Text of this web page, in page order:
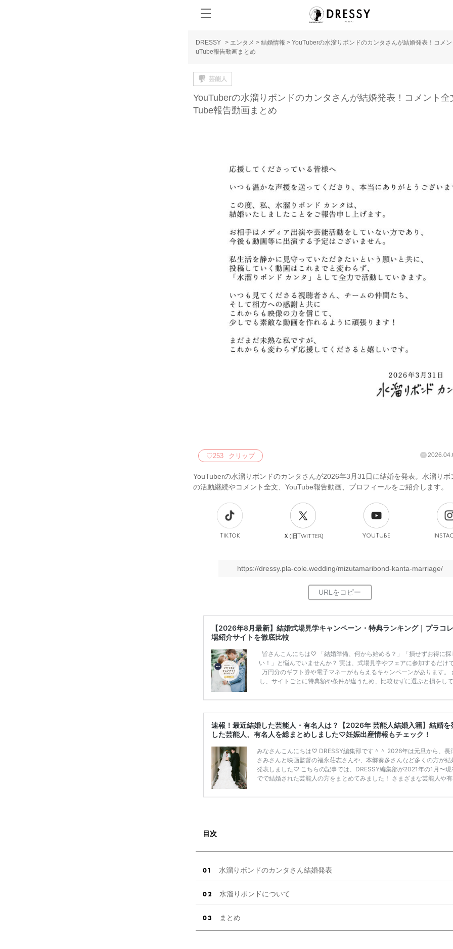
DRESSY > エンタメ > 結婚情報 > YouTuberの水溜りボンドのカンタさんが結婚発表！コメン
uTube報告動画まとめ
芸能人
YouTuberの水溜りボンドのカンタさんが結婚発表！コメント全
Tube報告動画まとめ
♡253 クリップ
YouTuberの水溜りボンドのカンタさんが2026年3月31日に結婚を発表。水溜りボ
の活動継続やコメント全文、YouTube報告動画、プロフィールをご紹介します。
TikTok Ｘ(旧Twitter) YouTube
https://dressy.pla-cole.wedding/mizutamaribond-kanta-marriage/
【2026年8月最新】結婚式場見学キャンペーン・特典ランキング｜プラコ
場紹介サイトを徹底比較
皆さんこんにちは♡ 「結婚準備、何から始める？」「損せずお得に探
い！」と悩んでいませんか？ 実は、式場見学やフェアに参加するだけ
万円分のギフト券や電子マネーがもらえるキャンペーンがあります。
し、サイトごとに特典額や条件が違うため、比較せずに選ぶと損をし
ンペーン特典ランキングを公開！ 比較サイト：プラコレ、ゼクシィ、
補を絞れる「ウェディング診断」か、体験型 […]続きを読む
速報！最近結婚した芸能人・有名人は？【2026年 芸能人結婚入籍】結婚を
した芸能人、有名人を総まとめしました♡妊娠出産情報もチェック！
みなさんこんにちは♡ DRESSY編集部です＾＾ 2026年は元旦から、長
さみさんと映画監督の福永荘志さんや、本郷奏多さんなど多くの方が結
発表しました♡ こちらの記事では、DRESSY編集部が2021年の1月〜現
でで結婚された芸能人の方をまとめてみました！ さまざまな芸能人や有
きます◎ ぜひcheckしてくださいね♡ 【7/20(土)7/21(日)7/22(月)限定
目次
水溜りボンドのカンタさん結婚発表
水溜りボンドについて
まとめ